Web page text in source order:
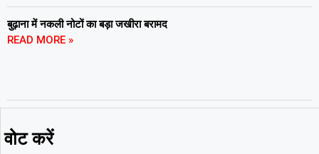
बुढ़ाना में नकली नोटों का बड़ा जखीरा बरामद
READ MORE »
वोट करें